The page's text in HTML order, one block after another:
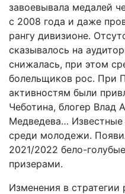
завоевывала медалей
с 2008 года и даже
рангу дивизионе.
сказывалось на
снижалась, при этом
болельщиков рос. При
активностям были
Чеботина, блогер Влад
Медведева… Известные
среди молодежи.
2021/2022 бело-
призерами.
Изменения в